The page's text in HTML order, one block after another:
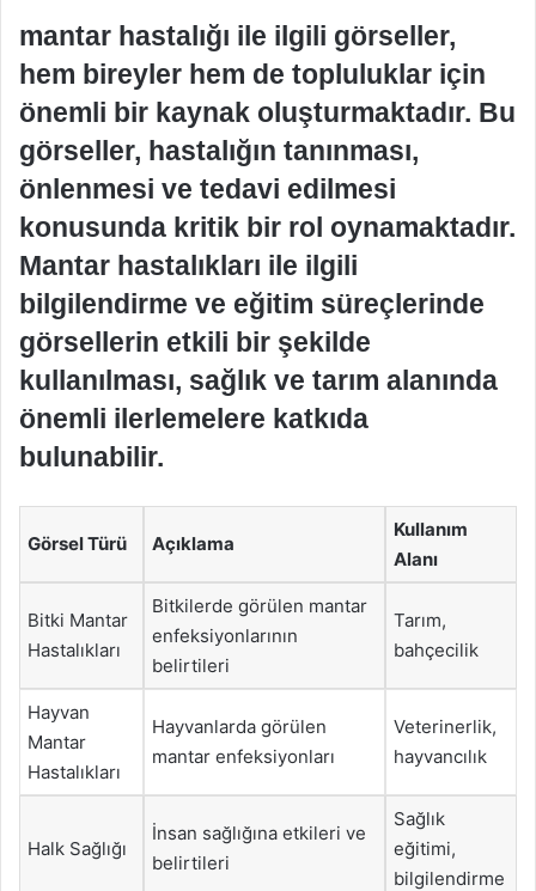
mantar hastalığı ile ilgili görseller,
hem bireyler hem de topluluklar için
önemli bir kaynak oluşturmaktadır. Bu
görseller, hastalığın tanınması,
önlenmesi ve tedavi edilmesi
konusunda kritik bir rol oynamaktadır.
Mantar hastalıkları ile ilgili
bilgilendirme ve eğitim süreçlerinde
görsellerin etkili bir şekilde
kullanılması, sağlık ve tarım alanında
önemli ilerlemelere katkıda
bulunabilir.
Görsel Türü Açıklama
Kullanım
Alanı
Bitki Mantar
Hastalıkları
Bitkilerde görülen mantar
enfeksiyonlarının
belirtileri
Tarım,
bahçecilik
Hayvan
Mantar
Hastalıkları
Hayvanlarda görülen
mantar enfeksiyonları
Veterinerlik,
hayvancılık
Halk Sağlığı
İnsan sağlığına etkileri ve
belirtileri
Sağlık
eğitimi,
bilgilendirme